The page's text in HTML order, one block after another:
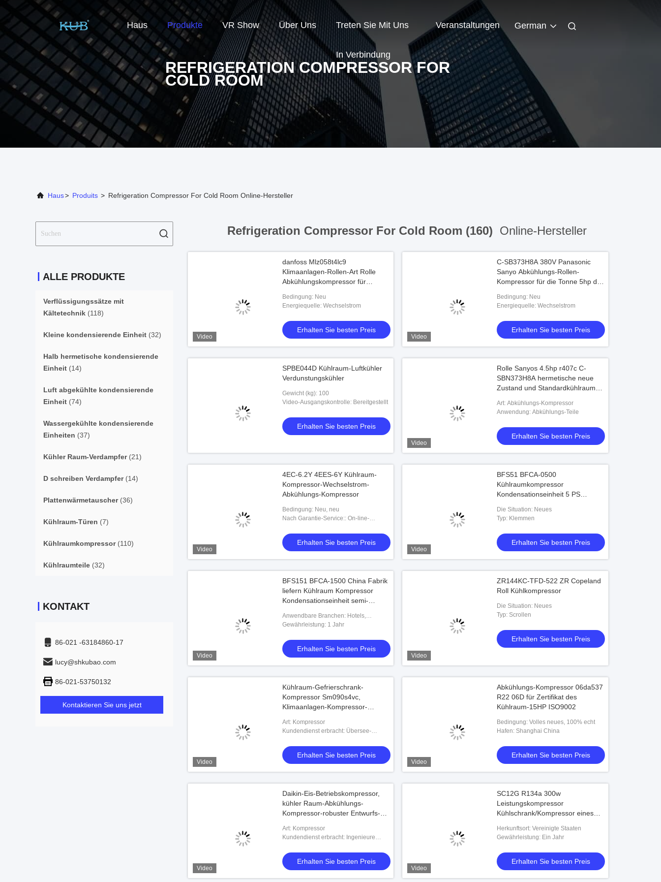
Haus Produkte VR Show Über Uns Treten Sie Mit Uns
In Verbindung
Veranstaltungen German
REFRIGERATION COMPRESSOR FOR
COLD ROOM
Haus> Produits > Refrigeration Compressor For Cold Room Online-Hersteller
ALLE PRODUKTE
Verflüssigungssätze mit
Kältetechnik (118)
Kleine kondensierende Einheit (32)
Halb hermetische kondensierende
Einheit (14)
Luft abgekühlte kondensierende
Einheit (74)
Wassergekühlte kondensierende
Einheiten (37)
Kühler Raum-Verdampfer(21)
D schreiben Verdampfer(14)
Plattenwärmetauscher(36)
Kühlraum-Türen (7)
Kühlraumkompressor(110)
Kühlraumteile (32)
KONTAKT
86-021 -63184860-17
lucy@shkubao.com
86-021-53750132
Kontaktieren Sie uns jetzt
Refrigeration Compressor For Cold Room (160) Online-Hersteller
Video
danfoss Mlz058t4lc9
Klimaanlagen-Rollen-Art Rolle
Abkühlungskompressor für
Bedingung: Neu
Energiequelle: Wechselstrom
Erhalten Sie besten Preis
Video
C-SB373H8A 380V Panasonic
Sanyo Abkühlungs-Rollen-
Kompressor für die Tonne 5hp des
Bedingung: Neu
Energiequelle: Wechselstrom
Erhalten Sie besten Preis
SPBE044D Kühlraum-Luftkühler
Verdunstungskühler
Gewicht (kg): 100
Video-Ausgangskontrolle: Bereitgestellt
Erhalten Sie besten Preis
Video
Rolle Sanyos 4.5hp r407c C-
SBN373H8A hermetische neue
Zustand und Standardkühlraum
Art: Abkühlungs-Kompressor
Anwendung: Abkühlungs-Teile
Erhalten Sie besten Preis
Video
4EC-6.2Y 4EES-6Y Kühlraum-
Kompressor-Wechselstrom-
Abkühlungs-Kompressor
Bedingung: Neu, neu
Nach Garantie-Service:: On-line-
Erhalten Sie besten Preis
Video
BFS51 BFCA-0500
Kühlraumkompressor
Kondensationseinheit 5 PS
Die Situation: Neues
Typ: Klemmen
Erhalten Sie besten Preis
Video
BFS151 BFCA-1500 China Fabrik
liefern Kühlraum Kompressor
Kondensationseinheit semi-
Kühlkompressor
Anwendbare Branchen: Hotels,
Kleidergeschäfte, Baumaterial-
Reparaturwerkstätten,
Produktionsanlage
Gewährleistung: 1 Jahr
Erhalten Sie besten Preis
Video
ZR144KC-TFD-522 ZR Copeland
Roll Kühlkompressor
Die Situation: Neues
Typ: Scrollen
Erhalten Sie besten Preis
Video
Kühlraum-Gefrierschrank-
Kompressor Sm090s4vc,
Klimaanlagen-Kompressor-
Art: Kompressor
Kundendienst erbracht: Übersee-
Erhalten Sie besten Preis
Video
Abkühlungs-Kompressor 06da537
R22 06D für Zertifikat des
Kühlraum-15HP ISO9002
Bedingung: Volles neues, 100% echt
Hafen: Shanghai China
Erhalten Sie besten Preis
Video
Daikin-Eis-Betriebskompressor,
kühler Raum-Abkühlungs-
Kompressor-robuster Entwurfs-
Art: Kompressor
Kundendienst erbracht: Ingenieure
instandhalten
Erhalten Sie besten Preis
Video
SC12G R134a 300w
Leistungskompressor
Kühlschrank/Kompressor eines
Herkunftsort: Vereinigte Staaten
Gewährleistung: Ein Jahr
Erhalten Sie besten Preis